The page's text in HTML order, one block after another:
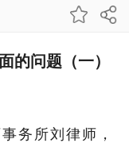
的问题（一）
务所刘律师，